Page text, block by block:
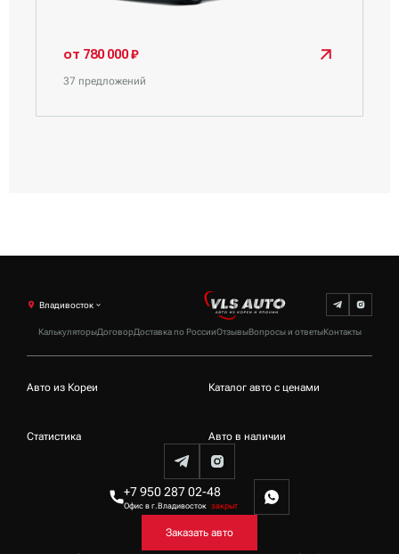
от 780 000 ₽
37 предложений
КалькуляторыДоговорДоставка по РоссииОтзывыВопросы и ответыКонтакты
Владивосток
+7 950 287 02-48
Офис в г.Владивосток закрыт
Заказать авто
Авто из Кореи Каталог авто с ценами
Статистика Авто в наличии